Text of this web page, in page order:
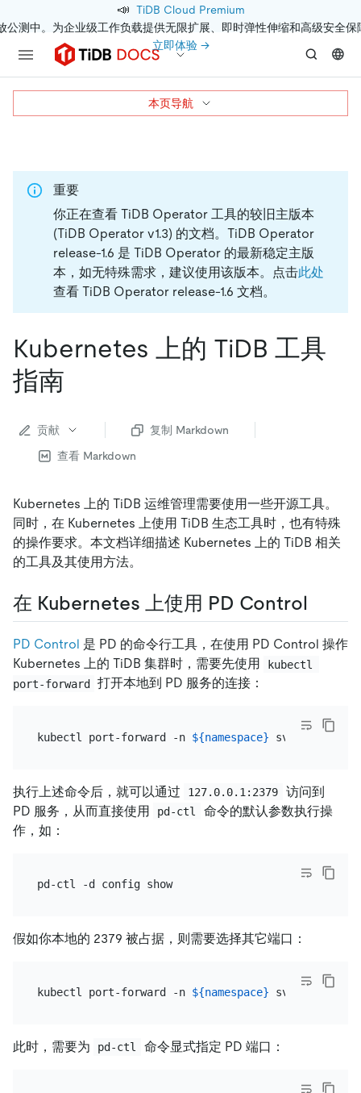
📣 TiDB Cloud Premium
公测中。为企业级工作负载提供无限扩展、即时弹性伸缩和高级安全保
立即体验 →
重要
你正在查看 TiDB Operator 工具的较旧主版本
(TiDB Operator v1.3) 的文档。 TiDB Operator
release-1.6 是 TiDB Operator 的最新稳定主版
本，如无特殊需求，建议使用该版本。点击此处
查看 TiDB Operator release-1.6 文档。
Kubernetes 上的 TiDB 工具
指南
贡献
复制 Markdown
查看 Markdown
Kubernetes 上的 TiDB 运维管理需要使用一些开源工具。
同时，在 Kubernetes 上使用 TiDB 生态工具时，也有特殊
的操作要求。本文档详细描述 Kubernetes 上的 TiDB 相关
的工具及其使用方法。
在 Kubernetes 上使用 PD Control
PD Control 是 PD 的命令行工具，在使用 PD Control 操作
Kubernetes 上的 TiDB 集群时，需要先使用
kubectl
port-forward 打开本地到 PD 服务的连接：
kubectl port-forward -n ${namespace} svc/
执行上述命令后，就可以通过 127.0.0.1:2379
访问到
PD 服务，从而直接使用
pd-ctl
命令的默认参数执行操
作，如：
pd-ctl -d config show
假如你本地的 2379 被占据，则需要选择其它端口：
kubectl port-forward -n ${namespace} svc/
此时，需要为 pd-ctl 命令显式指定 PD 端口：
本页导航